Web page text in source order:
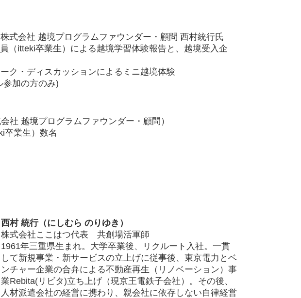
式会社 越境プログラムファウンダー・顧問 西村統行氏
（itteki卒業生）による越境学習体験報告と、越境受入企
ク・ディスカッションによるミニ越境体験
参加の方のみ)
社 越境プログラムファウンダー・顧問）
卒業生）数名
西村 統行（にしむら のりゆき）
株式会社ここはつ代表 共創場活軍師
1961年三重県生まれ。大学卒業後、リクルート入社。一貫
して新規事業・新サービスの立上げに従事後、東京電力とベ
ンチャー企業の合弁による不動産再生（リノベーション）事
業Rebita(リビタ)立ち上げ（現京王電鉄子会社）。その後、
人材派遣会社の経営に携わり、親会社に依存しない自律経営